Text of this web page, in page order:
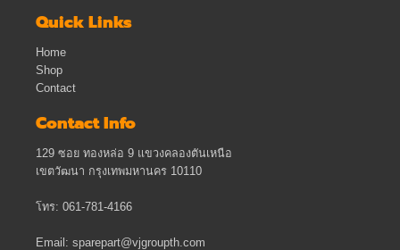
Quick Links
Home
Shop
Contact
Contact Info
129 ซอย ทองหล่อ 9 แขวงคลองตันเหนือ
เขตวัฒนา กรุงเทพมหานคร 10110
โทร: 061-781-4166
Email: sparepart@vjgroupth.com